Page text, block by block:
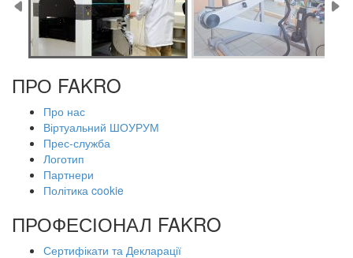
ПРО FAKRO
Про нас
Віртуальний ШОУРУМ
Прес-служба
Логотип
Партнери
Політика cookie
ПРОФЕСІОНАЛ FAKRO
Сертифікати та Декларації